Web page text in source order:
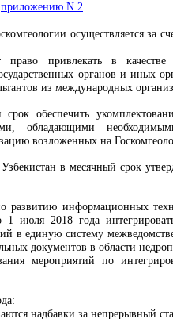
приложению N 2.
осуществляется
право привлекать в
органов и иных
из международных
обеспечить
обладающими
возложенных на
в месячный срок
развитию информационных
июля 2018 года
в единую систему
документов в области
мероприятий по
надбавки за непрерывный